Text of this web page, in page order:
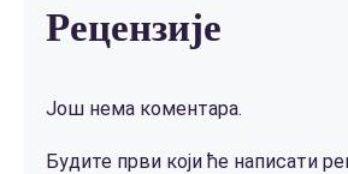
Рецензије
Још нема коментара.
Будите први који ће написати